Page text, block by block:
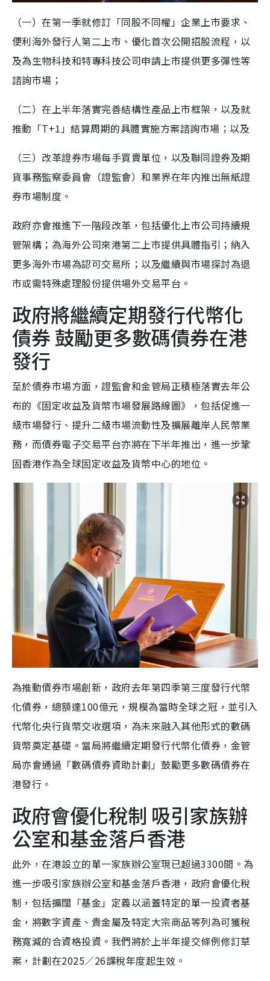
（一）在第一季就修訂「同股不同權」企業上市要求、
便利海外發行人第二上市、優化首次公開招股流程，以
及為生物科技和特專科技公司申請上市提供更多彈性等
諮詢市場；
（二）在上半年落實完善結構性產品上市框架，以及就
推動「T+1」結算周期的具體實施方案諮詢市場；以及
（三）改革證券市場每手買賣單位，以及聯同證券及期
貨事務監察委員會（證監會）和業界在年内推出無紙證
券市場制度。
政府亦會推進下一階段改革，包括優化上市公司持續規
管架構；為海外公司來港第二上市提供具體指引；納入
更多海外市場為認可交易所；以及繼續與市場探討為退
市或需特殊處理股份提供場外交易平台。
政府將繼續定期發行代幣化
債券 鼓勵更多數碼債券在港
發行
至於債券市場方面，證監會和金管局正積極落實去年公
布的《固定收益及貨幣市場發展路線圖》，包括促進一
級市場發行、提升二級市場流動性及擴展離岸人民幣業
務，而債券電子交易平台亦將在下半年推出，進一步鞏
固香港作為全球固定收益及貨幣中心的地位。
為推動債券市場創新，政府去年第四季第三度發行代幣
化債券，總額達100億元，規模為當時全球之冠，並引入
代幣化央行貨幣交收選項，為未來融入其他形式的數碼
貨幣奠定基礎。當局將繼續定期發行代幣化債券，金管
局亦會通過「數碼債券資助計劃」鼓勵更多數碼債券在
港發行。
政府會優化稅制 吸引家族辦
公室和基金落戶香港
此外，在港設立的單一家族辦公室現已超過3300間。為
進一步吸引家族辦公室和基金落戶香港，政府會優化稅
制，包括擴闊「基金」定義以涵蓋特定的單一投資者基
金，將數字資產、貴金屬及特定大宗商品等列為可獲稅
務寬減的合資格投資。我們將於上半年提交條例修訂草
案，計劃在2025／26課稅年度起生效。